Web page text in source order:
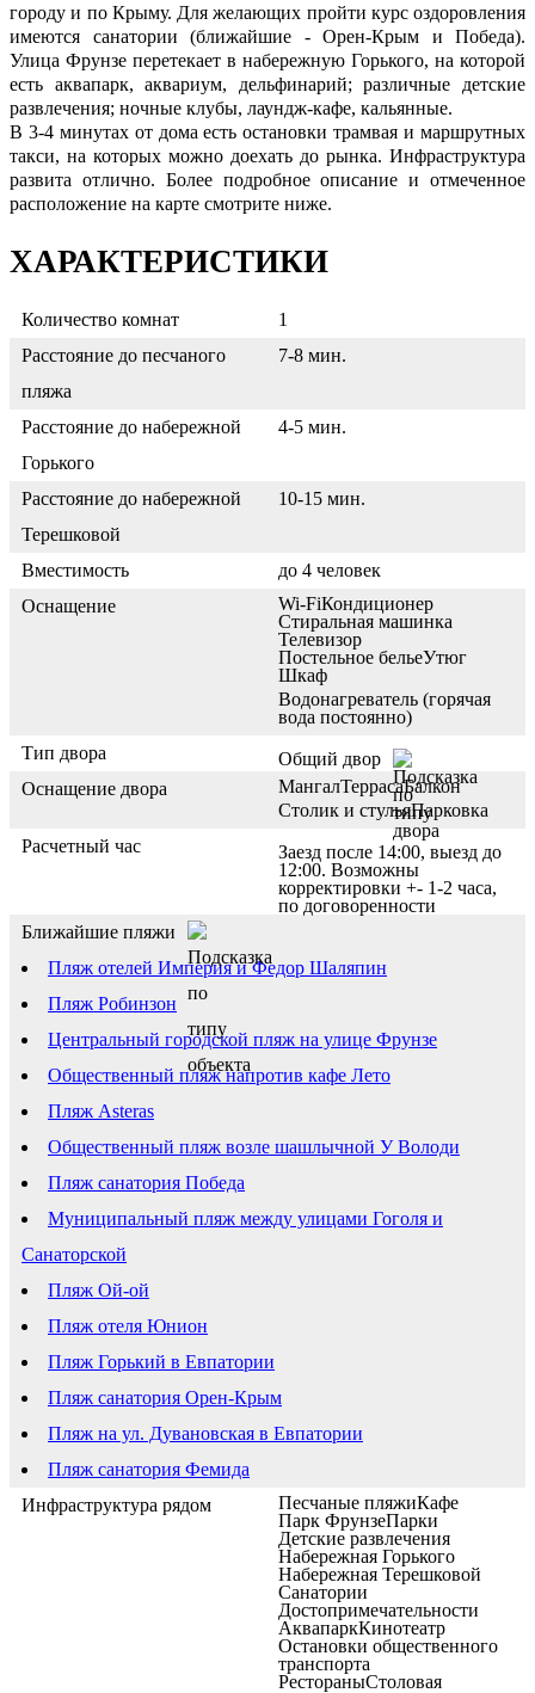
городу и по Крыму. Для желающих пройти курс оздоровления
имеются санатории (ближайшие - Орен-Крым и Победа).
Улица Фрунзе перетекает в набережную Горького, на которой
есть аквапарк, аквариум, дельфинарий; различные детские
развлечения; ночные клубы, лаундж-кафе, кальянные.
В 3-4 минутах от дома есть остановки трамвая и маршрутных
такси, на которых можно доехать до рынка. Инфраструктура
развита отлично. Более подробное описание и отмеченное
расположение на карте смотрите ниже.
ХАРАКТЕРИСТИКИ
Количество комнат
1
Расстояние до песчаного
пляжа
7-8 мин.
Расстояние до набережной
Горького
4-5 мин.
Расстояние до набережной
Терешковой
10-15 мин.
Вместимость
до 4 человек
Оснащение
Wi-FiКондиционер
Стиральная машинка
Телевизор
Постельное бельеУтюг
Шкаф
Водонагреватель (горячая
вода постоянно)
Тип двора
Общий двор
Оснащение двора
МангалТеррасаБалкон
Столик и стульяПарковка
Расчетный час
Заезд после 14:00, выезд до
12:00. Возможны
корректировки +- 1-2 часа,
по договоренности
Ближайшие пляжи
Пляж отелей Империя и Федор Шаляпин
Пляж Робинзон
Центральный городской пляж на улице Фрунзе
Общественный пляж напротив кафе Лето
Пляж Asteras
Общественный пляж возле шашлычной У Володи
Пляж санатория Победа
Муниципальный пляж между улицами Гоголя и
Санаторской
Пляж Ой-ой
Пляж отеля Юнион
Пляж Горький в Евпатории
Пляж санатория Орен-Крым
Пляж на ул. Дувановская в Евпатории
Пляж санатория Фемида
Инфраструктура рядом
Песчаные пляжиКафе
Парк ФрунзеПарки
Детские развлечения
Набережная Горького
Набережная Терешковой
Санатории
Достопримечательности
АквапаркКинотеатр
Остановки общественного
транспорта
РестораныСтоловая